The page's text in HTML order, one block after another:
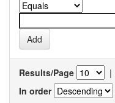
Results/Page |
In order